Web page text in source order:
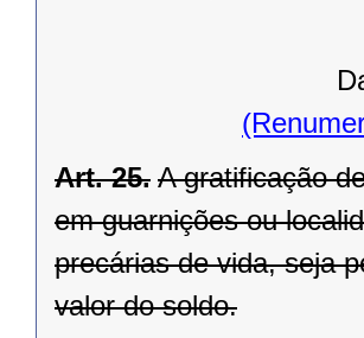
Art. 25. A gratificação
em guarnições ou
precárias de vida, seja
valor do soldo.